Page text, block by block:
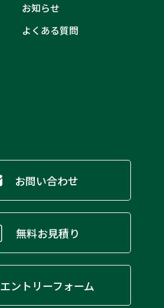
お知らせ
よくある質問
お問い合わせ
無料お見積り
エントリーフォーム